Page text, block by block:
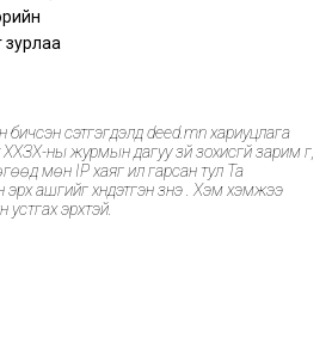
зурлаа
сэтгэгдэлд deed.mn хариуцлага
ны журмын дагуу зүй зохисгүй зарим үг,
мөн IP хаяг ил гарсан тул Та
ашгийг хүндэтгэн үзнэ үү. Хэм хэмжээ
эрхтэй.